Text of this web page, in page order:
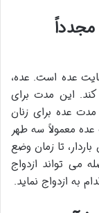
عده است. عده،
این مدت برای
عده برای زنان
عده معمولاً سه طهر
تا زمان وضع
می تواند ازدواج
به ازدواج نماید.